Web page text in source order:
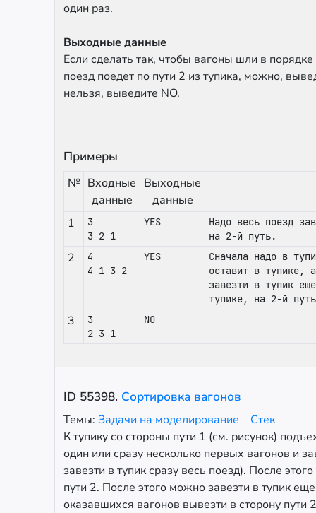
один раз.
Выходные данные
Если сделать так, чтобы вагоны шли в
поезд поедет по пути 2 из тупика, можно,
нельзя, выведите NO.
Примеры
№ Входные
данные
Выходные
данные
1
3
3 2 1
YES
Надо весь поезд
на 2-й путь.
2
4
4 1 3 2
YES
Сначала надо в
оставит в тупике,
завезти в тупик
тупике, на 2-й путь
3
3
2 3 1
NO
ID 55398. Сортировка вагонов
Темы: Задачи на моделирование
Стек
К тупику со стороны пути 1 (см. рисунок)
один или сразу несколько первых вагонов и
завезти в тупик сразу весь поезд). После
пути 2. После этого можно завезти в тупик
оказавшихся вагонов вывезти в сторону